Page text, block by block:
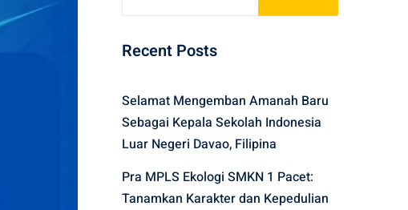
Recent Posts
Selamat Mengemban Amanah Baru
Sebagai Kepala Sekolah Indonesia
Luar Negeri Davao, Filipina
Pra MPLS Ekologi SMKN 1 Pacet:
Tanamkan Karakter dan Kepedulian